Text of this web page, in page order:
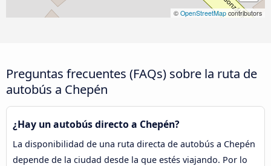
© OpenStreetMap contributors
Preguntas frecuentes (FAQs) sobre la ruta de
autobús a Chepén
¿Hay un autobús directo a Chepén?
La disponibilidad de una ruta directa de autobús a Chepén
depende de la ciudad desde la que estés viajando. Por lo